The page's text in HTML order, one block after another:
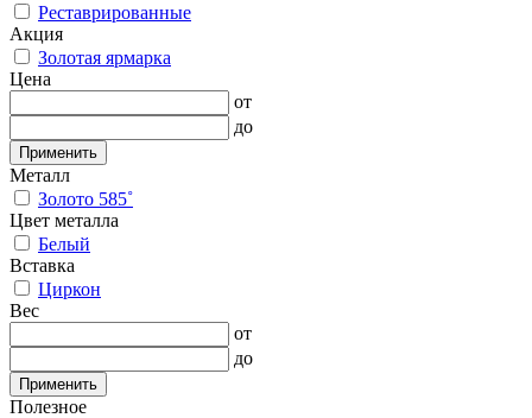
Реставрированные
Акция
Золотая ярмарка
Цена
от
до
Применить
Металл
Золото 585˚
Цвет металла
Белый
Вставка
Циркон
Вес
от
до
Применить
Полезное